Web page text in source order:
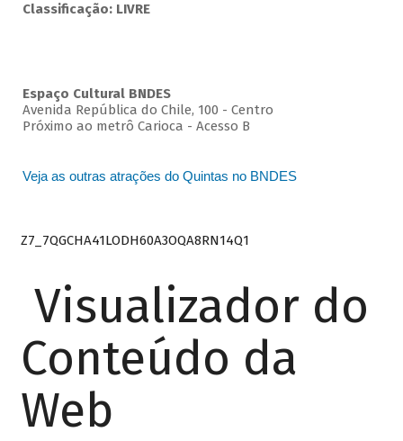
Classificação: LIVRE
Espaço Cultural BNDES
Avenida República do Chile, 100 - Centro
Próximo ao metrô Carioca - Acesso B
Veja as outras atrações do Quintas no BNDES
Z7_7QGCHA41LODH60A3OQA8RN14Q1
Visualizador do
Conteúdo da
Web